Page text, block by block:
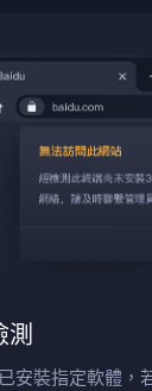
測
安裝指定軟體，